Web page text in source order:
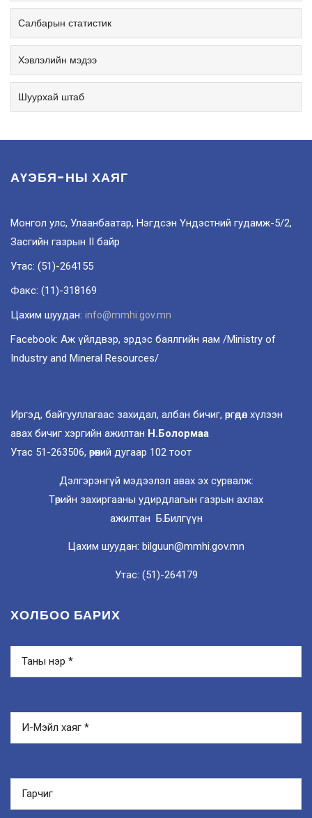
Салбарын статистик
Хэвлэлийн мэдээ
Шуурхай штаб
АҮЭБЯ-НЫ ХАЯГ
Монгол улс, Улаанбаатар, Нэгдсэн Үндэстний гудамж-5/2,
Засгийн газрын II байр
Утас: (51)-264155
Факс: (11)-318169
Цахим шуудан: info@mmhi.gov.mn
Facebook: Аж үйлдвэр, эрдэс баялгийн яам /Ministry of
Industry and Mineral Resources/
Иргэд, байгууллагаас захидал, албан бичиг, өргөдөл хүлээн
авах бичиг хэргийн ажилтан Н.Болормаа
Утас 51-263506, өрөөний дугаар 102 тоот
Дэлгэрэнгүй мэдээлэл авах эх сурвалж:
Төрийн захиргааны удирдлагын газрын ахлах
ажилтан Б.Билгүүн
Цахим шуудан: bilguun@mmhi.gov.mn
Утас: (51)-264179
ХОЛБОО БАРИХ